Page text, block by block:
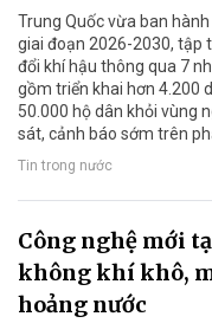
Trung Quốc vừa ban
giai đoạn 2026-2030, tập
đổi khí hậu thông qua 7
gồm triển khai hơn 4.200
50.000 hộ dân khỏi vùng
sát, cảnh báo sớm trên
Tin trong nước
Công nghệ mới
không khí khô,
hoảng nước